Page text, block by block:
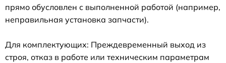
прямо обусловлен с выполненной работой (например,
неправильная установка запчасти).
Для комплектующих: Преждевременный выход из
строя, отказ в работе или техническим параметрам